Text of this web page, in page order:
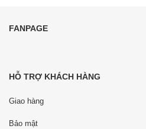
FANPAGE
HỖ TRỢ KHÁCH HÀNG
Giao hàng
Bảo mật